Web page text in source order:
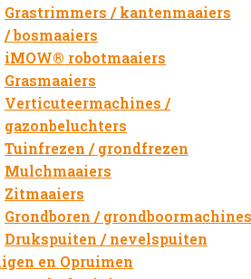
Grastrimmers / kantenmaaiers
/ bosmaaiers
iMOW® robotmaaiers
Grasmaaiers
Verticuteermachines /
gazonbeluchters
Tuinfrezen / grondfrezen
Mulchmaaiers
Zitmaaiers
Grondboren / grondboormachines
Drukspuiten / nevelspuiten
en Opruimen